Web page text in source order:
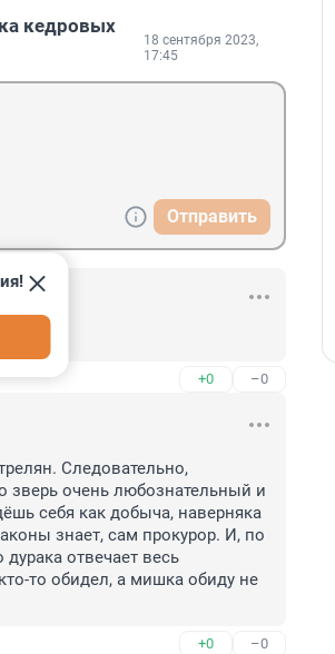
кедровых
18 сентября 2023,
17:45
Отправить
+0 –0
Следовательно,
зверь очень любознательный и
себя как добыча, наверняка
знает, сам прокурор. И, по
отвечает весь
то обидел, а мишка обиду не
+0 –0